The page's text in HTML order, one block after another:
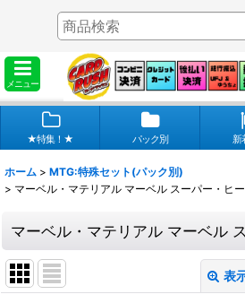
メニュー
★特集！★ パック別 新
ホーム > MTG:特殊セット(パック別)
> マーベル・マテリアル マーベル スーパー・ヒ
マーベル・マテリアル マーベル
表